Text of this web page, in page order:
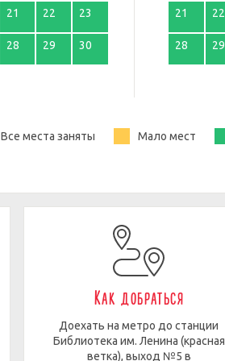
21 22 23
28 29 30
21 22
28 29
Все места заняты Мало мест
Как добраться
Доехать на метро до станции
Библиотека им. Ленина (красная
ветка), выход №5 в